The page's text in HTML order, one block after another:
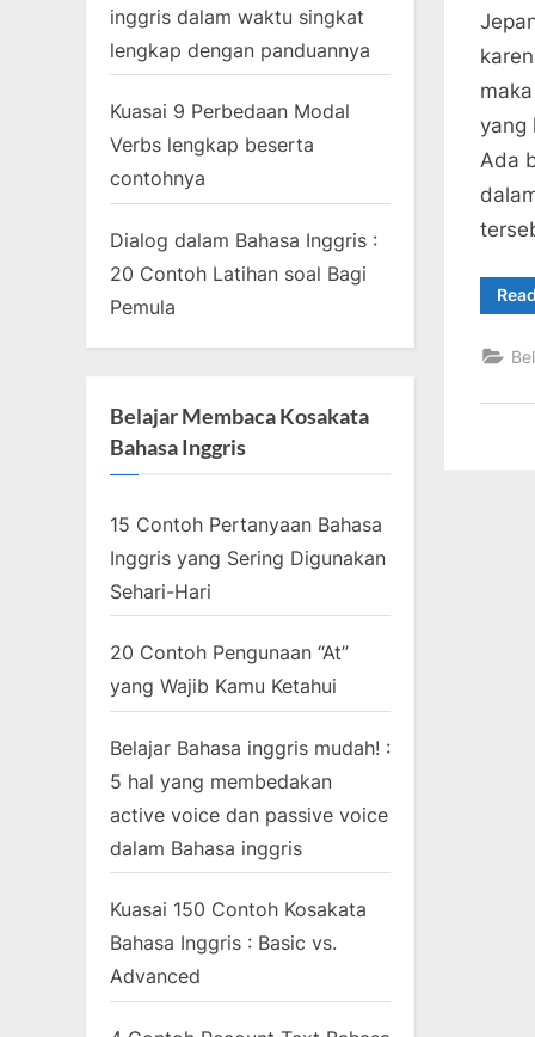
2021
yang
Ada
inggris dalam waktu singkat
lengkap dengan panduannya
Kuasai 9 Perbedaan Modal
Verbs lengkap beserta
contohnya
Dialog dalam Bahasa Inggris :
20 Contoh Latihan soal Bagi
Pemula
Belajar Membaca Kosakata
Bahasa Inggris
15 Contoh Pertanyaan Bahasa
Inggris yang Sering Digunakan
Sehari-Hari
20 Contoh Pengunaan “At”
yang Wajib Kamu Ketahui
Belajar Bahasa inggris mudah! :
5 hal yang membedakan
active voice dan passive voice
dalam Bahasa inggris
Kuasai 150 Contoh Kosakata
Bahasa Inggris : Basic vs.
Advanced